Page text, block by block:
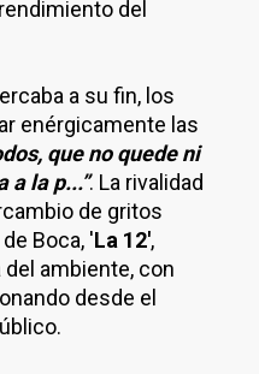
del
a su fin, los
enérgicamente las
que no quede ni
a la p...”. La rivalidad
de gritos
Boca, 'La 12',
ambiente, con
desde el